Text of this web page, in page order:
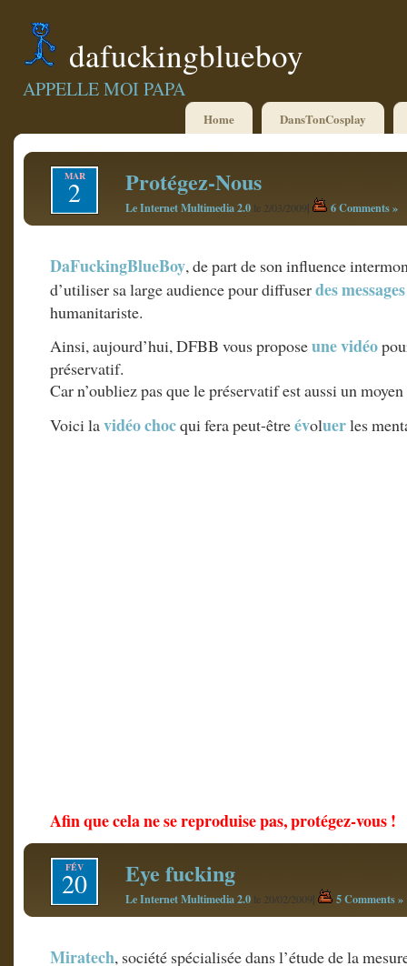
dafuckingblueboy
APPELLE MOI PAPA
Home DansTonCosplay
MAR
2 Protégez-Nous
Le Internet Multimedia 2.0 le 2/03/2009| 6 Comments »
DaFuckingBlueBoy, de part de son influence
d’utiliser sa large audience pour diffuserdes
humanitariste.
Ainsi, aujourd’hui, DFBB vous proposeune vidéo
préservatif.
Car n’oubliez pas que le préservatif est aussi un
Voici lavidéo chocqui fera peut-êtreévoluerles
Afin que cela ne se reproduise pas, protégez-vous !
FÉV
20 Eye fucking
Le Internet Multimedia 2.0 le 20/02/2009| 5 Comments »
Miratech, société spécialisée dans l’étude de la